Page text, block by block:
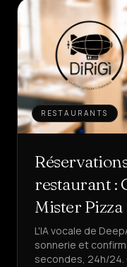
RESTAURANTS
restaurant :
Mister Pizza
L'IA vocale de
sonnerie et
secondes, 24h/24.